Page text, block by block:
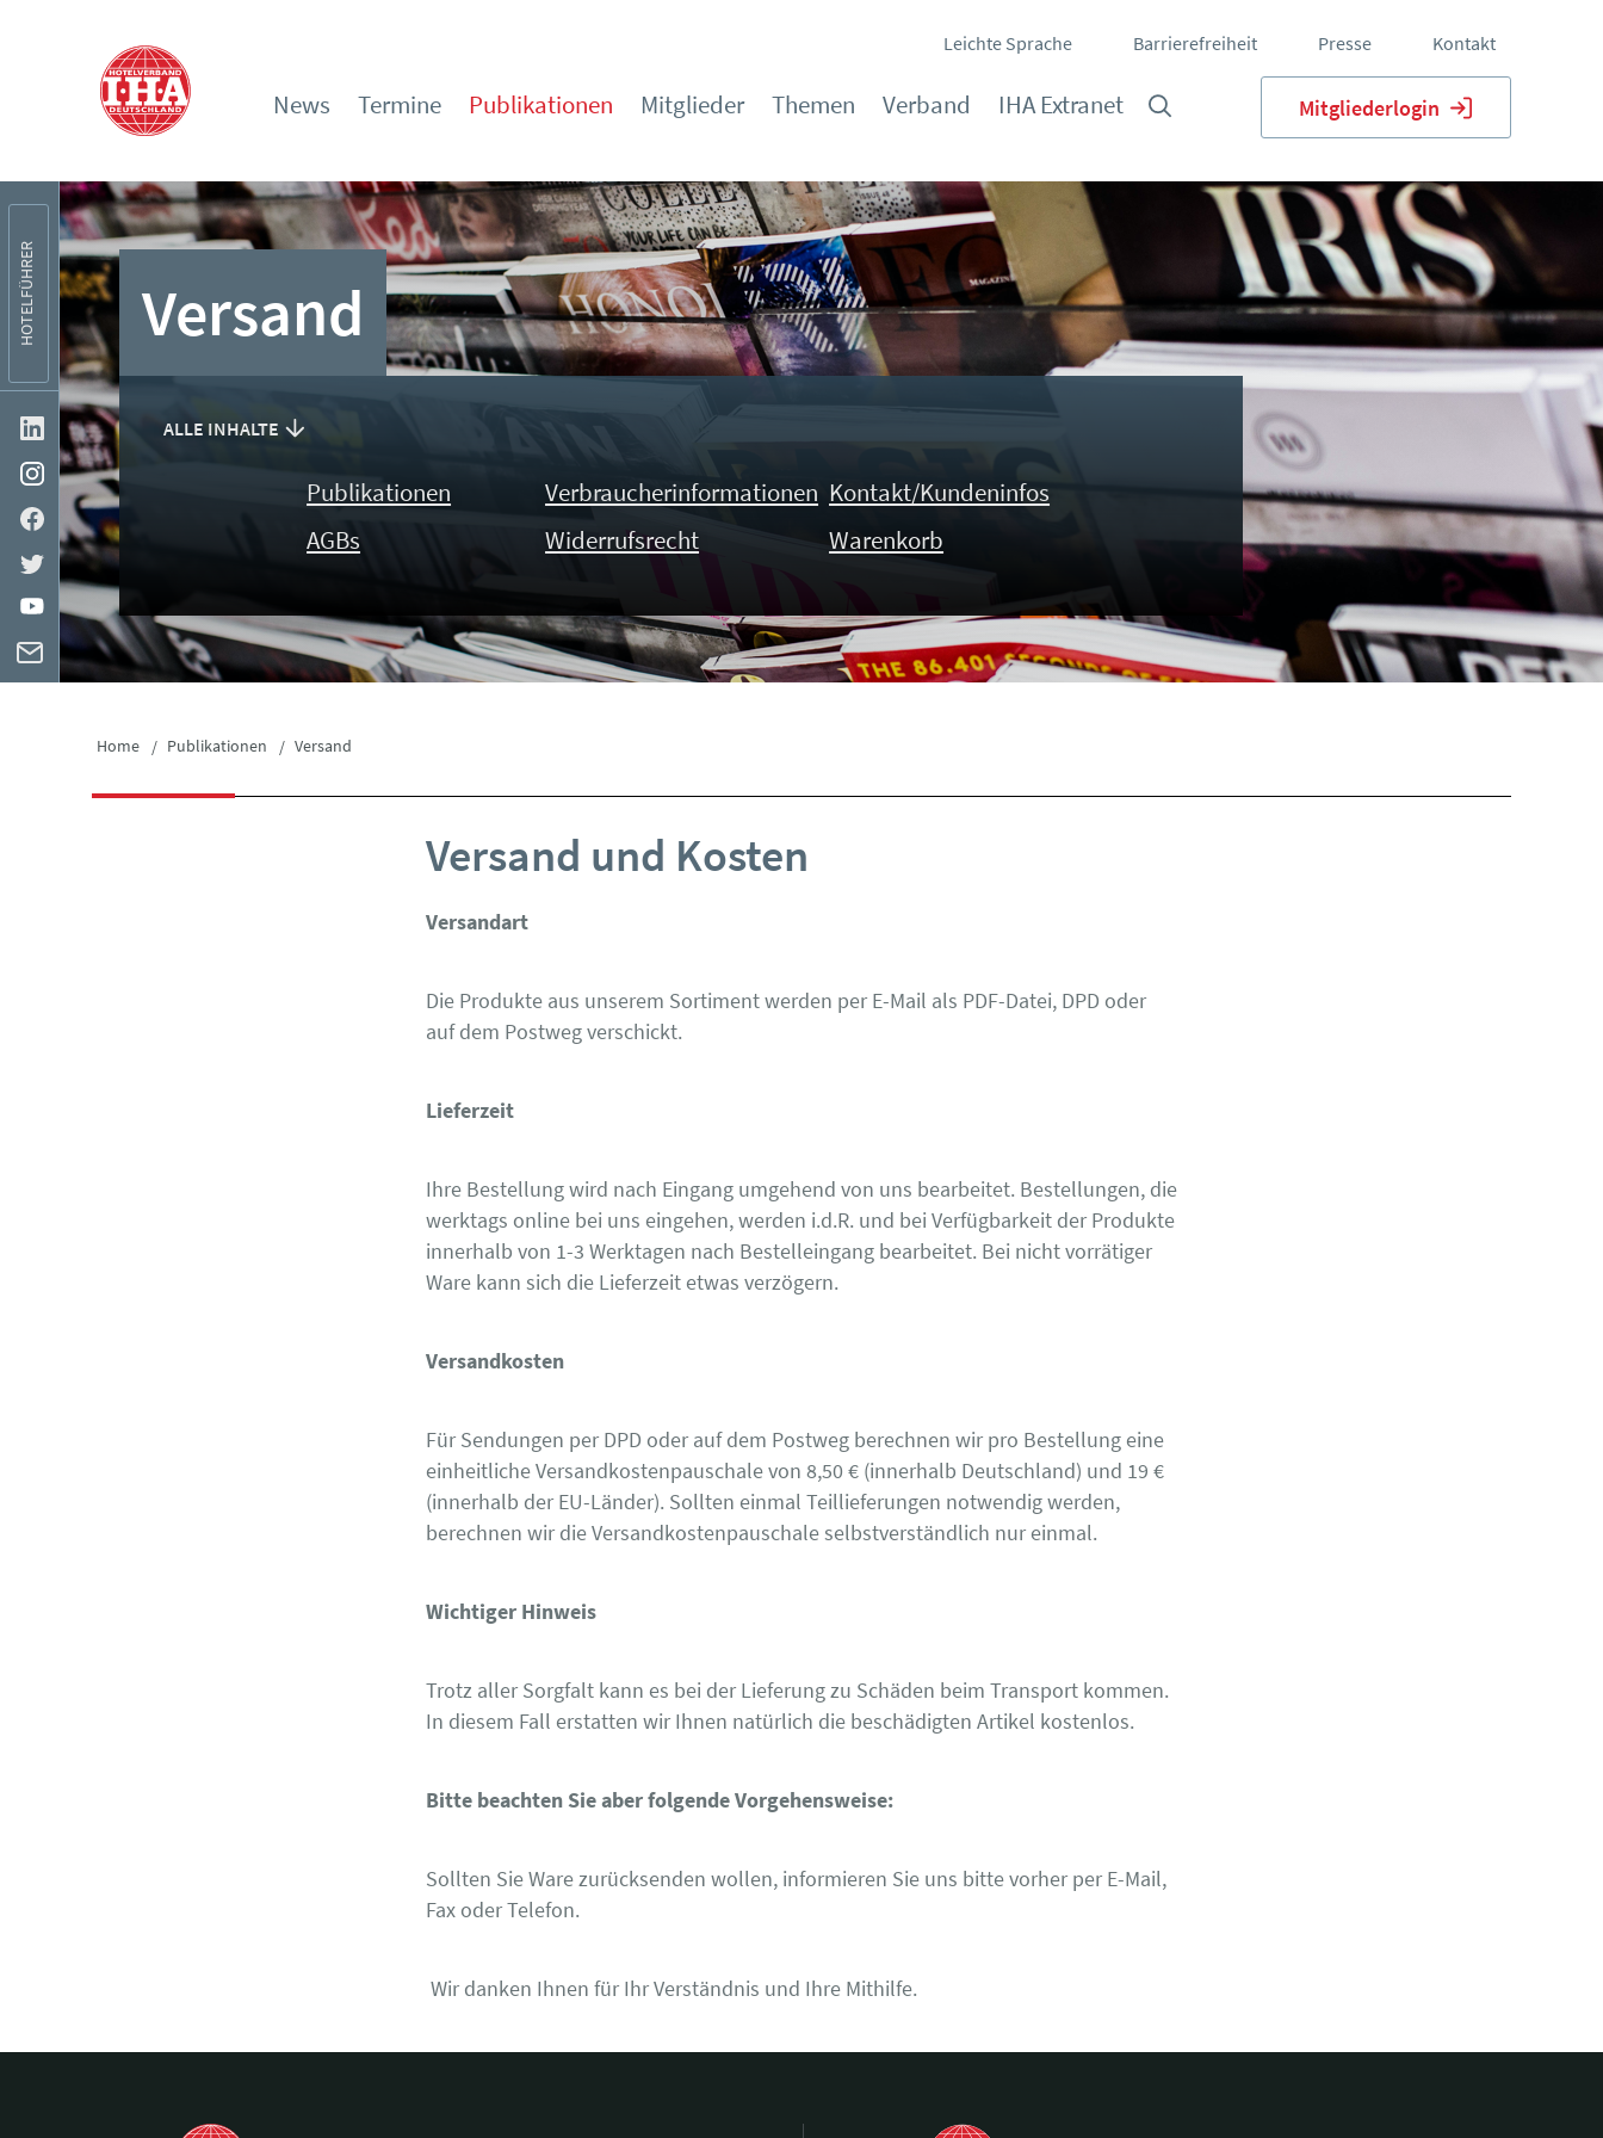
Leichte Sprache Barrierefreiheit Presse Kontakt
News Termine Publikationen Mitglieder Themen Verband IHA Extranet Mitgliederlogin
HOTELFÜHRER Versand
ALLE INHALTE
Publikationen
AGBs
Verbraucherinformationen
Widerrufsrecht
Kontakt/Kundeninfos
Warenkorb
Home Publikationen Versand
Versand und Kosten
Versandart
Die Produkte aus unserem Sortiment werden per E-Mail als PDF-Datei, DPD oder
auf dem Postweg verschickt.
Lieferzeit
Ihre Bestellung wird nach Eingang umgehend von uns bearbeitet. Bestellungen, die
werktags online bei uns eingehen, werden i.d.R. und bei Verfügbarkeit der Produkte
innerhalb von 1-3 Werktagen nach Bestelleingang bearbeitet. Bei nicht vorrätiger
Ware kann sich die Lieferzeit etwas verzögern.
Versandkosten
Für Sendungen per DPD oder auf dem Postweg berechnen wir pro Bestellung eine
einheitliche Versandkostenpauschale von 8,50 € (innerhalb Deutschland) und 19 €
(innerhalb der EU-Länder). Sollten einmal Teillieferungen notwendig werden,
berechnen wir die Versandkostenpauschale selbstverständlich nur einmal.
Wichtiger Hinweis
Trotz aller Sorgfalt kann es bei der Lieferung zu Schäden beim Transport kommen.
In diesem Fall erstatten wir Ihnen natürlich die beschädigten Artikel kostenlos.
Bitte beachten Sie aber folgende Vorgehensweise:
Sollten Sie Ware zurücksenden wollen, informieren Sie uns bitte vorher per E-Mail,
Fax oder Telefon.
Wir danken Ihnen für Ihr Verständnis und Ihre Mithilfe.